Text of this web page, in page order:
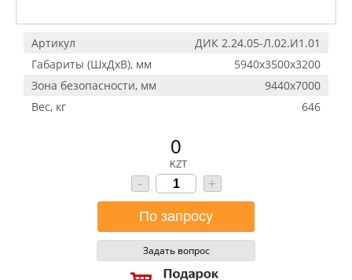
Артикул
ДИК 2.24.05-Л.02.И1.01
Габариты (ШхДхВ), мм
5940х3500х3200
Зона безопасности, мм
9440х7000
Вес, кг
646
0
KZT
- +
Задать вопрос